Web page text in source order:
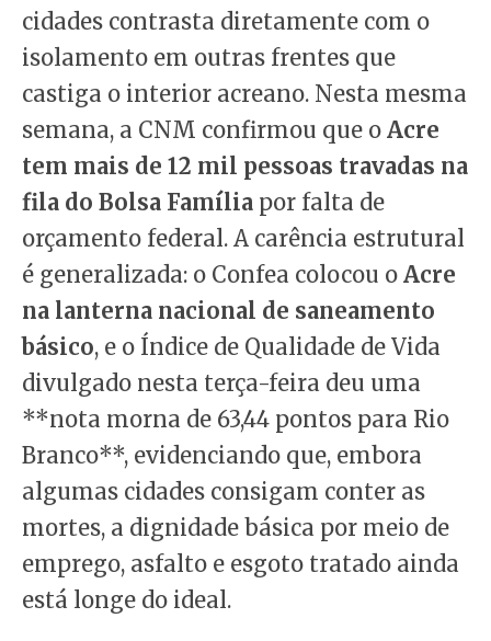
cidades contrasta diretamente com o
isolamento em outras frentes que
castiga o interior acreano. Nesta mesma
semana, a CNM confirmou que o Acre
tem mais de 12 mil pessoas travadas na
fila do Bolsa Família por falta de
orçamento federal. A carência estrutural
é generalizada: o Confea colocou o Acre
na lanterna nacional de saneamento
básico, e o Índice de Qualidade de Vida
divulgado nesta terça-feira deu uma
**nota morna de 63,44 pontos para Rio
Branco**, evidenciando que, embora
algumas cidades consigam conter as
mortes, a dignidade básica por meio de
emprego, asfalto e esgoto tratado ainda
está longe do ideal.